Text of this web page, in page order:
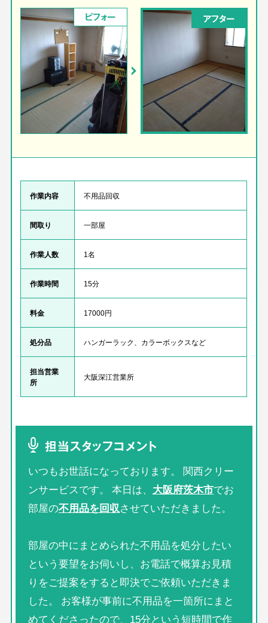
ビフォー アフター
作業内容 不用品回収
間取り 一部屋
作業人数 1名
作業時間 15分
料金 17000円
処分品 ハンガーラック、カラーボックスなど
担当営業
所
大阪深江営業所
担当スタッフコメント
いつもお世話になっております。 関西クリー
ンサービスです。 本日は、 大阪府茨木市でお
部屋の不用品を回収させていただきました。
部屋の中にまとめられた不用品を処分したい
という要望をお伺いし、お電話で概算お見積
りをご提案をすると即決でご依頼いただきま
した。 お客様が事前に不用品を一箇所にまと
めてくださったので、15分という短時間で作